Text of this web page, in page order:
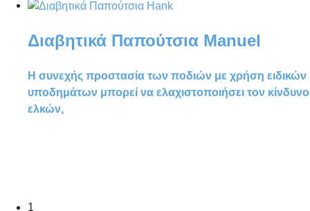
Διαβητικά Παπούτσια Manuel
Η συνεχής προστασία των ποδιών με χρήση ειδικών
υποδημάτων μπορεί να ελαχιστοποιήσει τον κίνδυνο
ελκών,
1